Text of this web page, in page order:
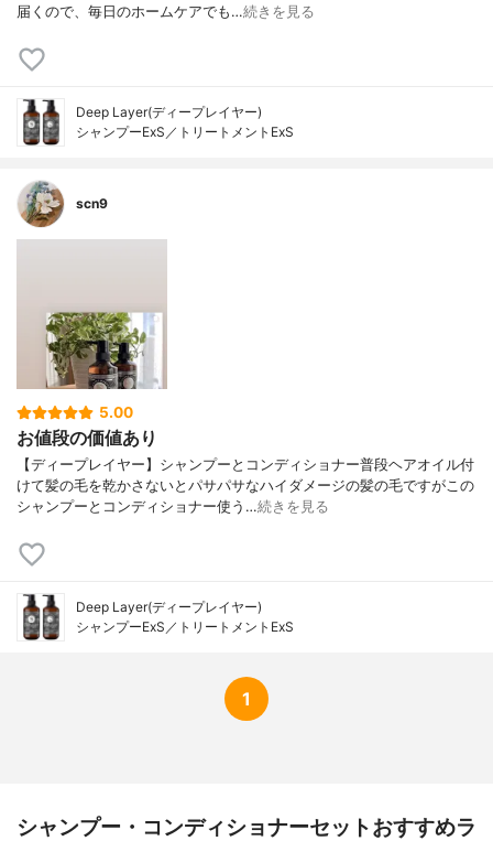
届くので、毎日のホームケアでも…続きを見る
Deep Layer(ディープレイヤー)
シャンプーExS／トリートメントExS
scn9
5.00
お値段の価値あり
【ディープレイヤー】シャンプーとコンディショナー普段ヘアオイル付
けて髪の毛を乾かさないとパサパサなハイダメージの髪の毛ですがこの
シャンプーとコンディショナー使う…続きを見る
Deep Layer(ディープレイヤー)
シャンプーExS／トリートメントExS
1
シャンプー・コンディショナーセットおすすめラ